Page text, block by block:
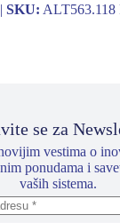
SKU: ALT563.118
se za
vestima o
ponudama i
vaših sistema.